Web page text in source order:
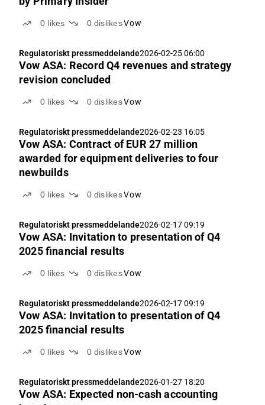
0 likes 0 dislikes Vow
Regulatoriskt pressmeddelande2026-02-25 06:00
Vow ASA: Record Q4 revenues and strategy
revision concluded
0 likes 0 dislikes Vow
Regulatoriskt pressmeddelande2026-02-23 16:05
Vow ASA: Contract of EUR 27 million
awarded for equipment deliveries to four
newbuilds
0 likes 0 dislikes Vow
Regulatoriskt pressmeddelande2026-02-17 09:19
Vow ASA: Invitation to presentation of Q4
2025 financial results
0 likes 0 dislikes Vow
Regulatoriskt pressmeddelande2026-02-17 09:19
Vow ASA: Invitation to presentation of Q4
2025 financial results
0 likes 0 dislikes Vow
Regulatoriskt pressmeddelande2026-01-27 18:20
Vow ASA: Expected non-cash accounting